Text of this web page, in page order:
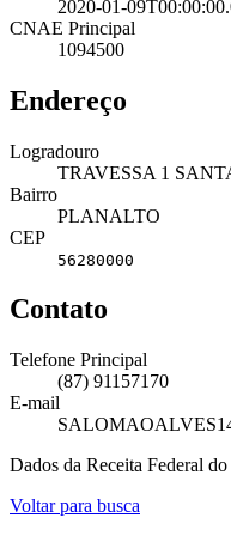
2020-01-
CNAE Principal
1094500
Endereço
Logradouro
TRAVESSA 1
Bairro
PLANALTO
CEP
56280000
Contato
Telefone Principal
(87) 91157170
E-mail
Dados da Receita Federal
Voltar para busca